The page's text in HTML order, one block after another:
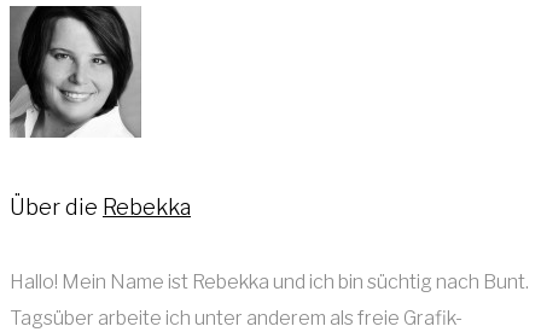
Über die Rebekka
Hallo! Mein Name ist Rebekka und ich bin süchtig nach Bunt.
Tagsüber arbeite ich unter anderem als freie Grafik-